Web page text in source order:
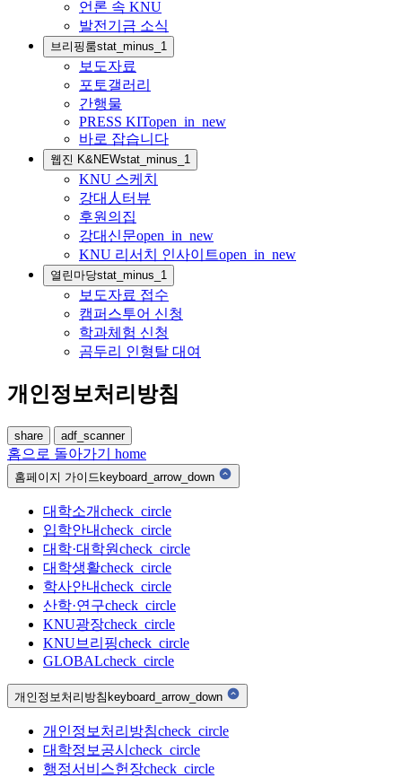
언론 속 KNU
발전기금 소식
브리핑룸stat_minus_1
보도자료
포토갤러리
간행물
PRESS KITopen_in_new
바로 잡습니다
웹진 K&NEWstat_minus_1
KNU 스케치
강대人터뷰
후원의집
강대신문open_in_new
KNU 리서치 인사이트open_in_new
열린마당stat_minus_1
보도자료 접수
캠퍼스투어 신청
학과체험 신청
곰두리 인형탈 대여
개인정보처리방침
share adf_scanner
홈으로 돌아가기 home
홈페이지 가이드keyboard_arrow_down
대학소개check_circle
입학안내check_circle
대학·대학원check_circle
대학생활check_circle
학사안내check_circle
산학·연구check_circle
KNU광장check_circle
KNU브리핑check_circle
GLOBALcheck_circle
개인정보처리방침keyboard_arrow_down
개인정보처리방침check_circle
대학정보공시 check_circle
행정서비스헌장check_circle